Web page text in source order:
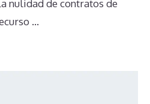
nulidad de contratos de
...